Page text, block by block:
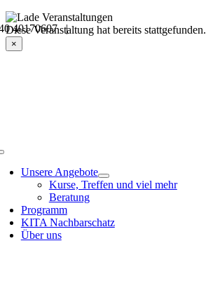
Skip
to
content
40170607 |
Unsere Angebote
Kurse, Treffen und viel mehr
Beratung
Programm
KITA Nachbarschatz
Über uns
Veranstaltungsdetails
Diese Veranstaltung hat bereits stattgefunden.
×